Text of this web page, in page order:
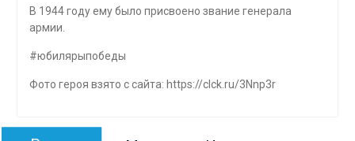
В 1944 году ему было присвоено звание генерала
армии.
#юбилярыпобеды
Фото героя взято с сайта: https://clck.ru/3Nnp3r
Навигация